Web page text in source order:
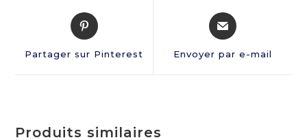
Partager sur Pinterest Envoyer par e-mail
Produits similaires